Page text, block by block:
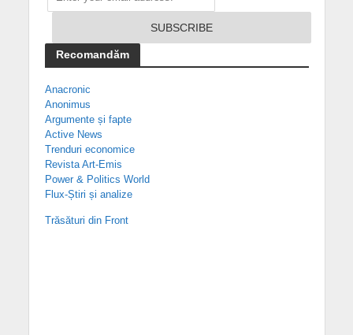
Recomandăm
Anacronic
Anonimus
Argumente și fapte
Active News
Trenduri economice
Revista Art-Emis
Power & Politics World
Flux-Știri și analize
Trăsături din Front